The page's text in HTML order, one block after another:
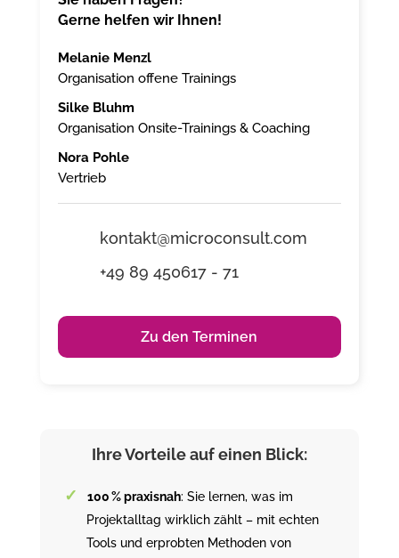
Gerne helfen wir Ihnen!
Melanie Menzl
Organisation offene Trainings
Silke Bluhm
Organisation Onsite-Trainings & Coaching
Nora Pohle
Vertrieb
kontakt@microconsult.com
+49 89 450617 - 71
Zu den Terminen
Ihre Vorteile auf einen Blick:
100 % praxisnah: Sie lernen, was im
Projektalltag wirklich zählt – mit echten
Tools und erprobten Methoden von